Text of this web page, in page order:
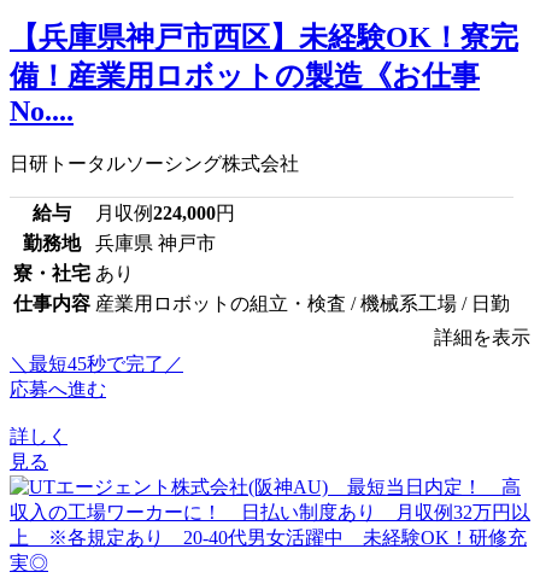
【兵庫県神戸市西区】未経験OK！寮完
備！産業用ロボットの製造《お仕事
No....
日研トータルソーシング株式会社
給与 月収例224,000円
勤務地
兵庫県 神戸市
寮・社宅 あり
仕事内容 産業用ロボットの組立・検査 / 機械系工場 / 日勤
詳細を表示
＼最短45秒で完了／
応募へ進む
詳しく
見る